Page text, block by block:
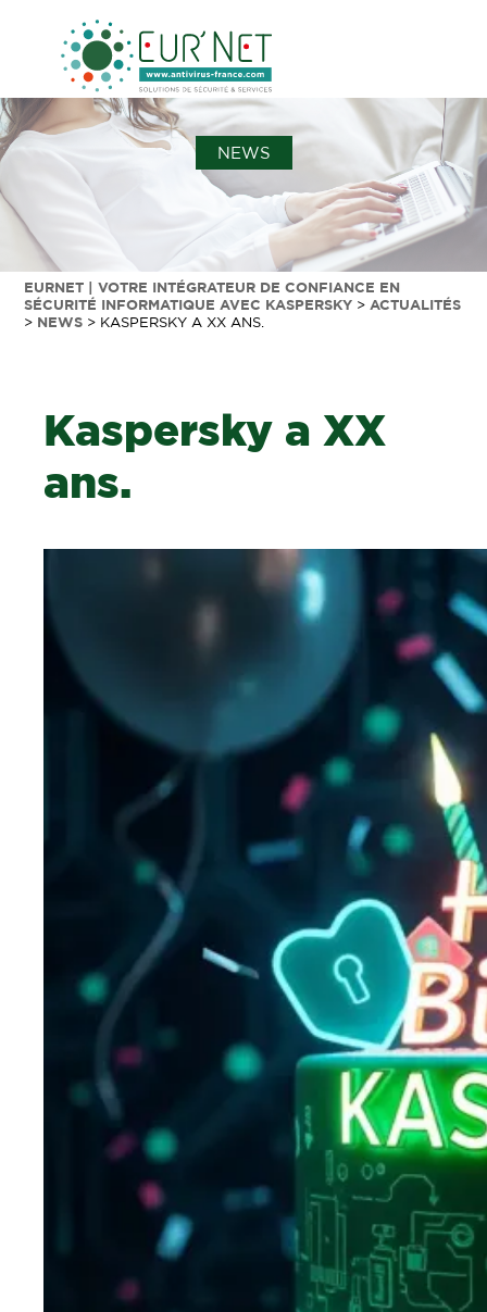
NEWS
EURNET | VOTRE INTÉGRATEUR DE CONFIANCE EN
SÉCURITÉ INFORMATIQUE AVEC KASPERSKY >ACTUALITÉS
> NEWS > KASPERSKY A XX ANS.
Kaspersky a XX
ans.